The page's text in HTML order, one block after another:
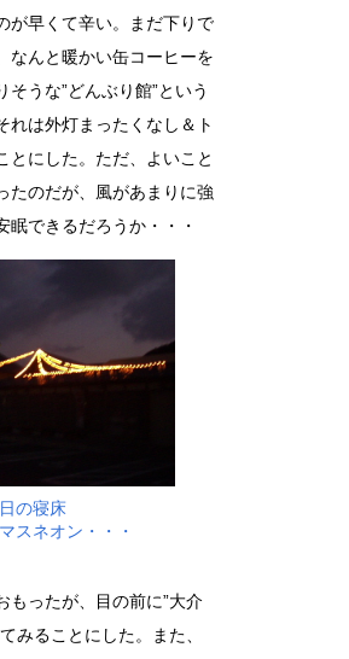
早くて辛い。まだ下りで
なんと暖かい缶コーヒーを
うな”どんぶり館”という
は外灯まったくなし＆ト
とにした。ただ、よいこと
たのだが、風があまりに強
できるだろうか・・・
の寝床
スネオン・・・
ったが、目の前に”大介
みることにした。また、